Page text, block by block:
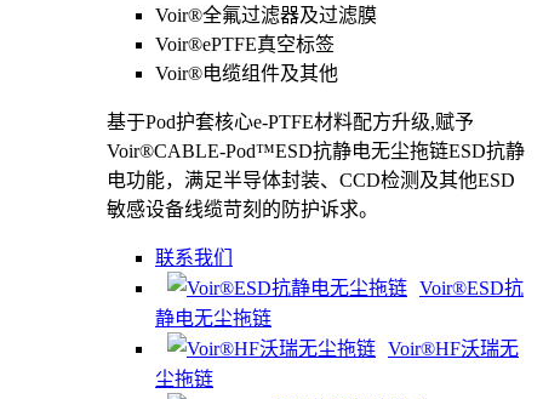
Voir®全氟过滤器及过滤膜
Voir®ePTFE真空标签
Voir®电缆组件及其他
基于Pod护套核心e-PTFE材料配方升级,赋予
Voir®CABLE-Pod™ESD抗静电无尘拖链ESD抗静
电功能，满足半导体封装、CCD检测及其他ESD
敏感设备线缆苛刻的防护诉求。
联系我们
Voir®ESD抗
静电无尘拖链
Voir®HF沃瑞无
尘拖链